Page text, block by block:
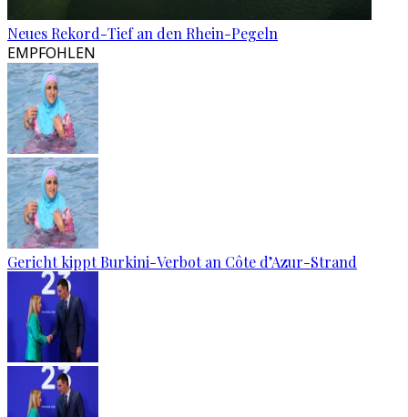
Neues Rekord-Tief an den Rhein-Pegeln
EMPFOHLEN
Gericht kippt Burkini-Verbot an Côte d’Azur-Strand